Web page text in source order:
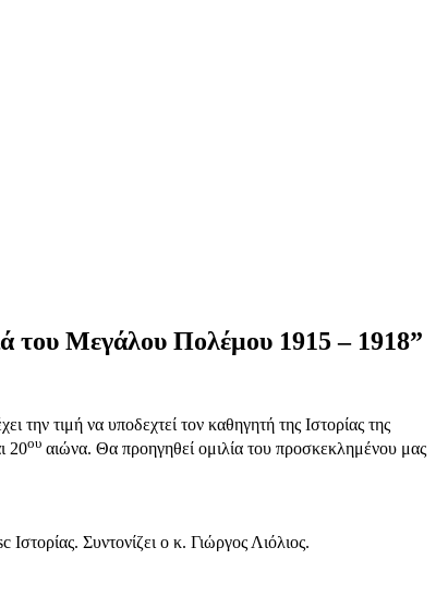
του Μεγάλου Πολέμου 1915 – 1918”
τιμή να υποδεχτεί τον καθηγητή της Ιστορίας της
20ου αιώνα. Θα προηγηθεί ομιλία του προσκεκλημένου μας
Συντονίζει ο κ. Γιώργος Λιόλιος.